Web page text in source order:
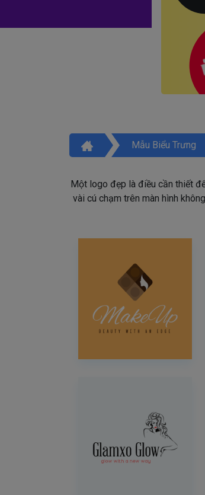
Mẫu Biểu Trưng
Một logo đẹp là điều cần thiết
vài cú chạm trên màn hình